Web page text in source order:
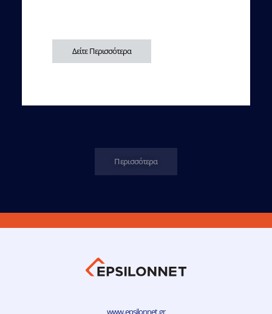
Δείτε Περισσότερα
Περισσότερα
www.epsilonnet.gr